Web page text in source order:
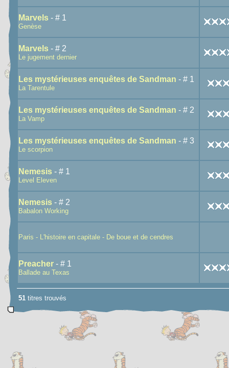
Marvels - # 1
Genèse
Marvels - # 2
Le jugement dernier
Les mystérieuses enquêtes de Sandman - # 1
La Tarentule
Les mystérieuses enquêtes de Sandman - # 2
La Vamp
Les mystérieuses enquêtes de Sandman - # 3
Le scorpion
Nemesis - # 1
Level Eleven
Nemesis - # 2
Babalon Working
Paris - L'histoire en capitale - De boue et de cendres
Preacher - # 1
Ballade au Texas
51 titres trouvés